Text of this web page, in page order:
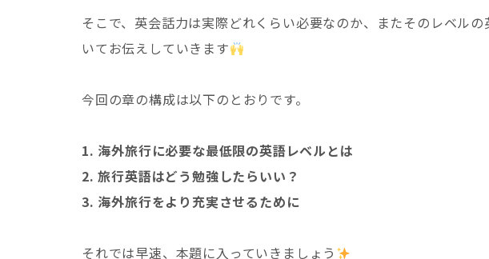
そこで、英会話力は実際どれくらい必要なのか、またそのレベル
いてお伝えしていきます
今回の章の構成は以下のとおりです。
1. 海外旅行に必要な最低限の英語レベルとは
2. 旅行英語はどう勉強したらいい？
3. 海外旅行をより充実させるために
それでは早速、本題に入っていきましょう